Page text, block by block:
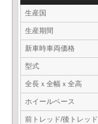
生産国
生産期間
新車時車両価格
型式
全長ｘ全幅ｘ全高
ホイールベース
前トレッド/後トレッド